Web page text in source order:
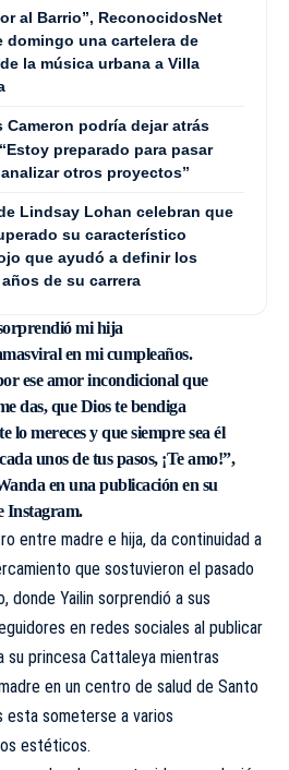
al Barrio”, ReconocidosNet
domingo una cartelera de
la música urbana a Villa
Cameron podría dejar atrás
“Estoy preparado para pasar
otros proyectos”
Lindsay Lohan celebran que
su característico
que ayudó a definir los
de su carrera
mi hija
en mi cumpleaños.
ese amor incondicional que
das, que Dios te bendiga
lo mereces y que siempre sea él
unos de tus pasos, ¡Te amo!”,
en una publicación en su
Instagram.
entre madre e hija, da continuidad a
que sostuvieron el pasado
donde Yailin sorprendió a sus
en redes sociales al publicar
su princesa Cattaleya mientras
en un centro de salud de Santo
esta someterse a varios
estéticos.